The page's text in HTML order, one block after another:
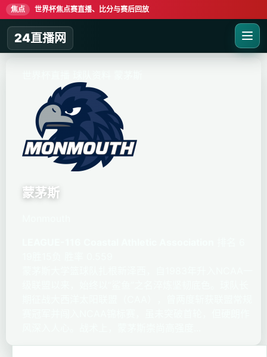
焦点 世界杯焦点赛直播、比分与赛后回放
24直播网
蒙茅斯